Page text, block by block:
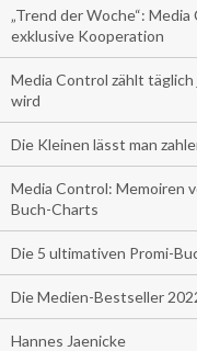
„Trend der Woche“:
exklusive Kooperation
Media Control zählt
wird
Die Kleinen lässt man
Media Control: Memoiren
Buch-Charts
Die 5 ultimativen Promi-
Die Medien-Bestseller
Hannes Jaenicke